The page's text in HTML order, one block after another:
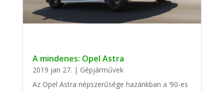
A mindenes: Opel Astra
2019 jan 27. | Gépjárművek
Az Opel Astra népszerűsége hazánkban a ’90-es